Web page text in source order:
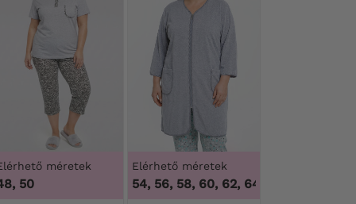
méretek
50
Elérhető méretek
50, 52, 54, 56, 58, 60, 62, 64, 66